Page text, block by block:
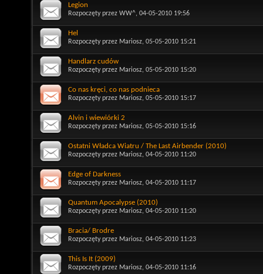
Legion
Rozpoczęty przez WW^, 04-05-2010 19:56
Hel
Rozpoczęty przez Mariosz, 05-05-2010 15:21
Handlarz cudów
Rozpoczęty przez Mariosz, 05-05-2010 15:20
Co nas kręci, co nas podnieca
Rozpoczęty przez Mariosz, 05-05-2010 15:17
Alvin i wiewiórki 2
Rozpoczęty przez Mariosz, 05-05-2010 15:16
Ostatni Władca Wiatru / The Last Airbender (2010)
Rozpoczęty przez Mariosz, 04-05-2010 11:20
Edge of Darkness
Rozpoczęty przez Mariosz, 04-05-2010 11:17
Quantum Apocalypse (2010)
Rozpoczęty przez Mariosz, 04-05-2010 11:20
Bracia/ Brodre
Rozpoczęty przez Mariosz, 04-05-2010 11:23
This Is It (2009)
Rozpoczęty przez Mariosz, 04-05-2010 11:16